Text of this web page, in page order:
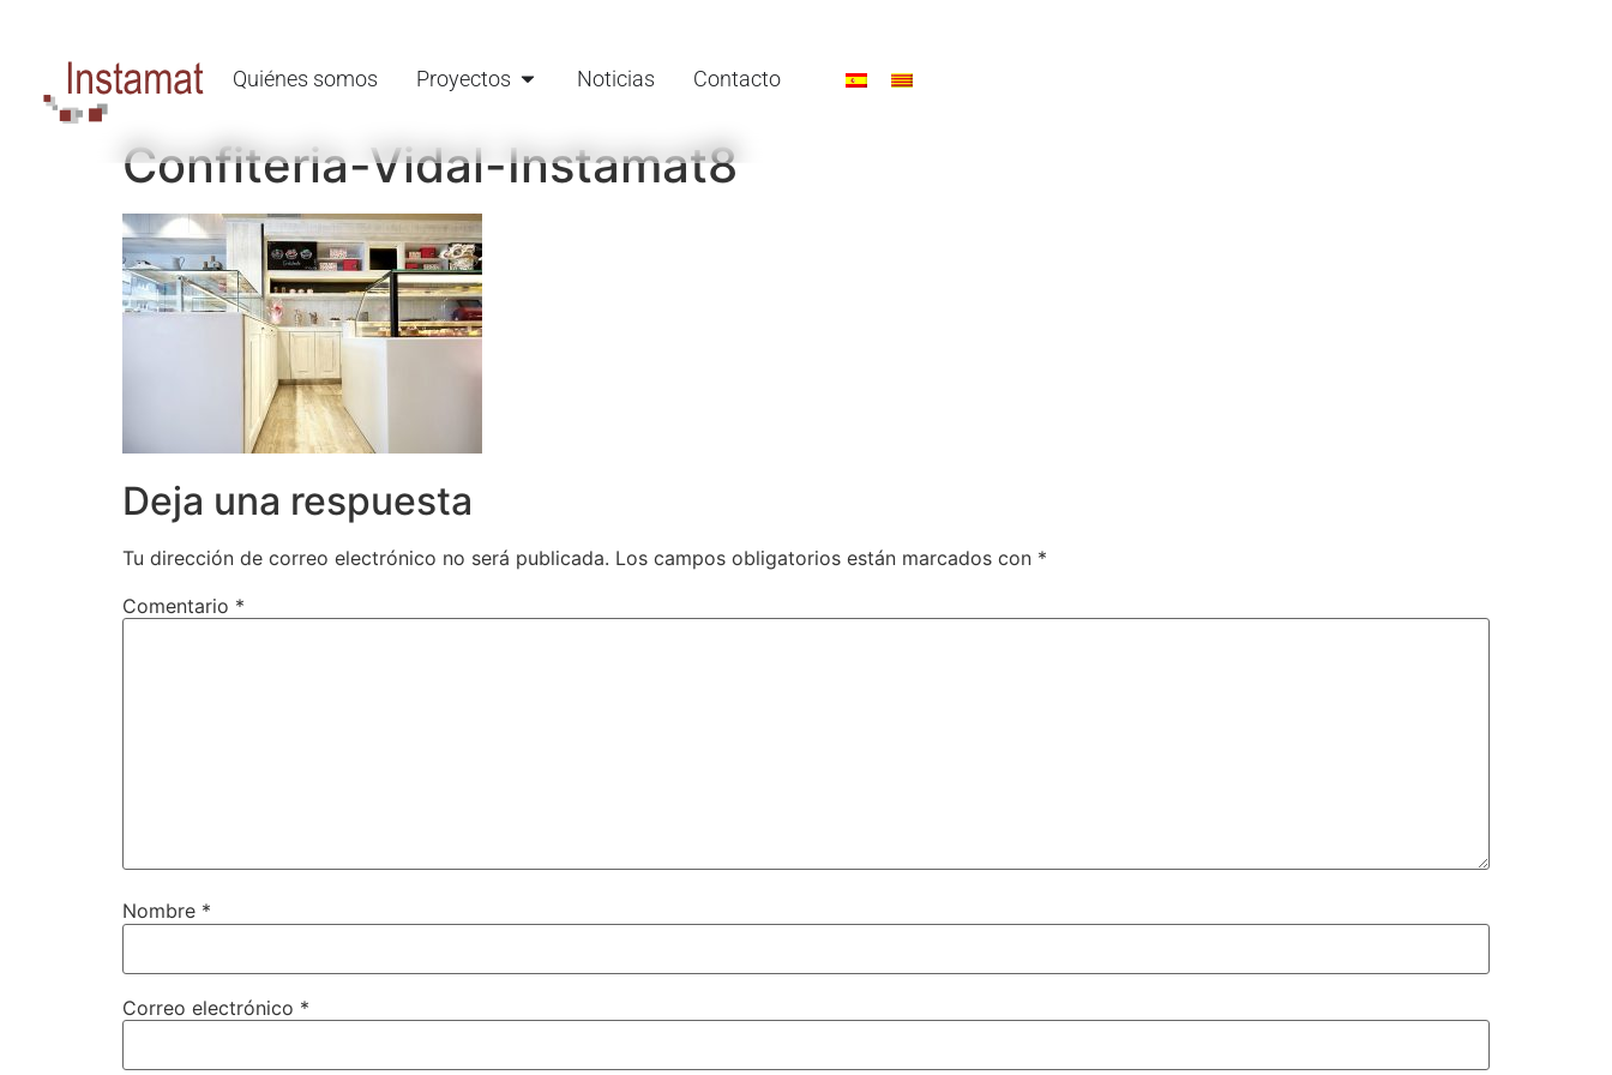
Quiénes somos Proyectos Noticias Contacto
Confiteria-Vidal-Instamat8
Deja una respuesta
Tu dirección de correo electrónico no será publicada. Los campos obligatorios están marcados con *
Comentario *
Nombre *
Correo electrónico *